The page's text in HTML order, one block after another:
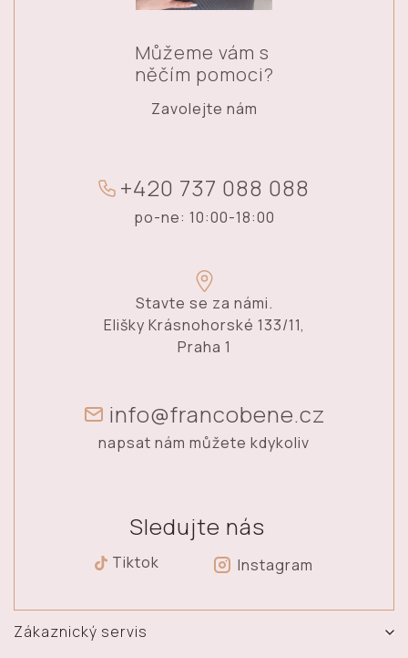
Můžeme vám s
něčím pomoci?
Zavolejte nám
+420 737 088 088
po-ne: 10:00-18:00
Stavte se za námi.
Elišky Krásnohorské 133/11,
Praha 1
info@francobene.cz
napsat nám můžete kdykoliv
Sledujte nás
Tiktok Instagram
Zákaznický servis